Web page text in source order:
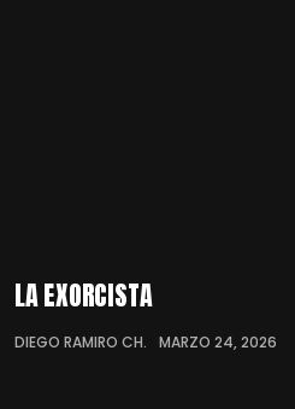
LA EXORCISTA
DIEGO RAMIRO CH. MARZO 24, 2026